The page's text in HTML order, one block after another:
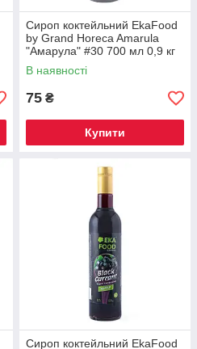
Сироп коктейльний EkaFood
by Grand Horeca Amarula
"Амарула" #30 700 мл 0,9 кг
СКЛО
В наявності
75 ₴
Купити
Сироп коктейльний EkaFood